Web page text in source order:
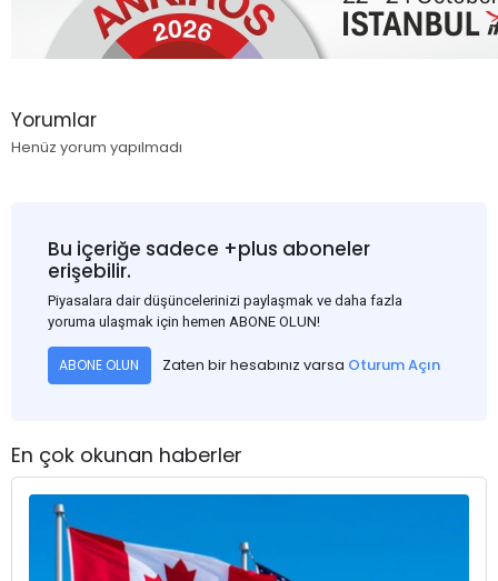
Yorumlar
Henüz yorum yapılmadı
Bu içeriğe sadece +plus aboneler
erişebilir.
Piyasalara dair düşüncelerinizi paylaşmak ve daha fazla
yoruma ulaşmak için hemen ABONE OLUN!
ABONE OLUN Zaten bir hesabınız varsa Oturum Açın
En çok okunan haberler